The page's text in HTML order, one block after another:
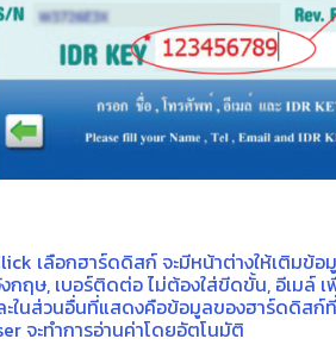
เลือกฮาร์ดดิสก์ จะมีหน้าต่างให้เติมข้อ
กฤษ, เบอร์ติดต่อ ไม่ต้องใส่ขีดขั้น, อีเมล์
ะในส่วนอื่นที่แสดงคือข้อมูลของฮาร์ดดิสก์ที่
จะทำการอ่านค่าโดยอัตโนมัติ